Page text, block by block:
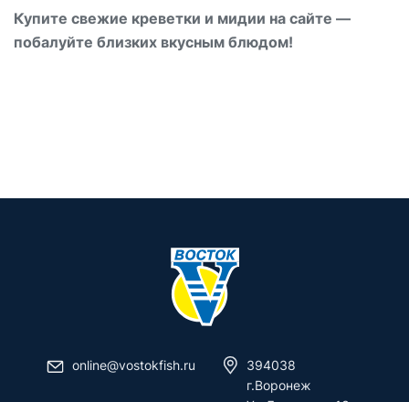
Купите свежие креветки и мидии на сайте —
побалуйте близких вкусным блюдом!
online@vostokfish.ru
394038
г.Воронеж